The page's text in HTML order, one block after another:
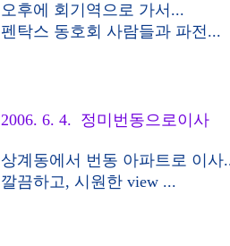
오후에 회기역으로 가서...
펜탁스 동호회 사람들과 파전...
2006. 6. 4. 정미번동으로이사
상계동에서 번동 아파트로 이사
깔끔하고, 시원한 view ...